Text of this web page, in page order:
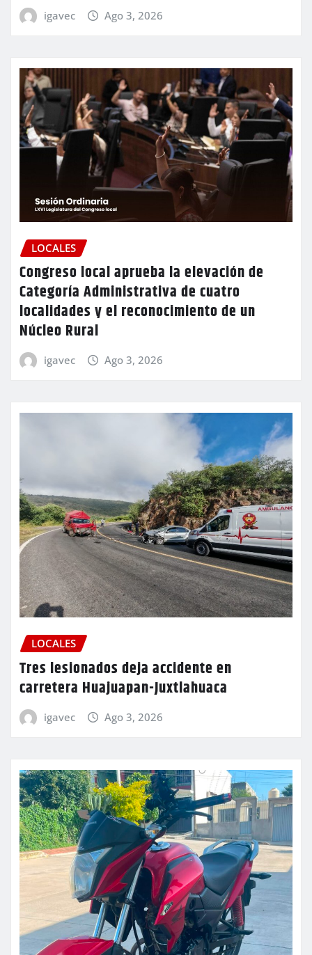
igavec Ago 3, 2026
LOCALES
Congreso local aprueba la elevación de
Categoría Administrativa de cuatro
localidades y el reconocimiento de un
Núcleo Rural
igavec Ago 3, 2026
LOCALES
Tres lesionados deja accidente en
carretera Huajuapan-Juxtlahuaca
igavec Ago 3, 2026